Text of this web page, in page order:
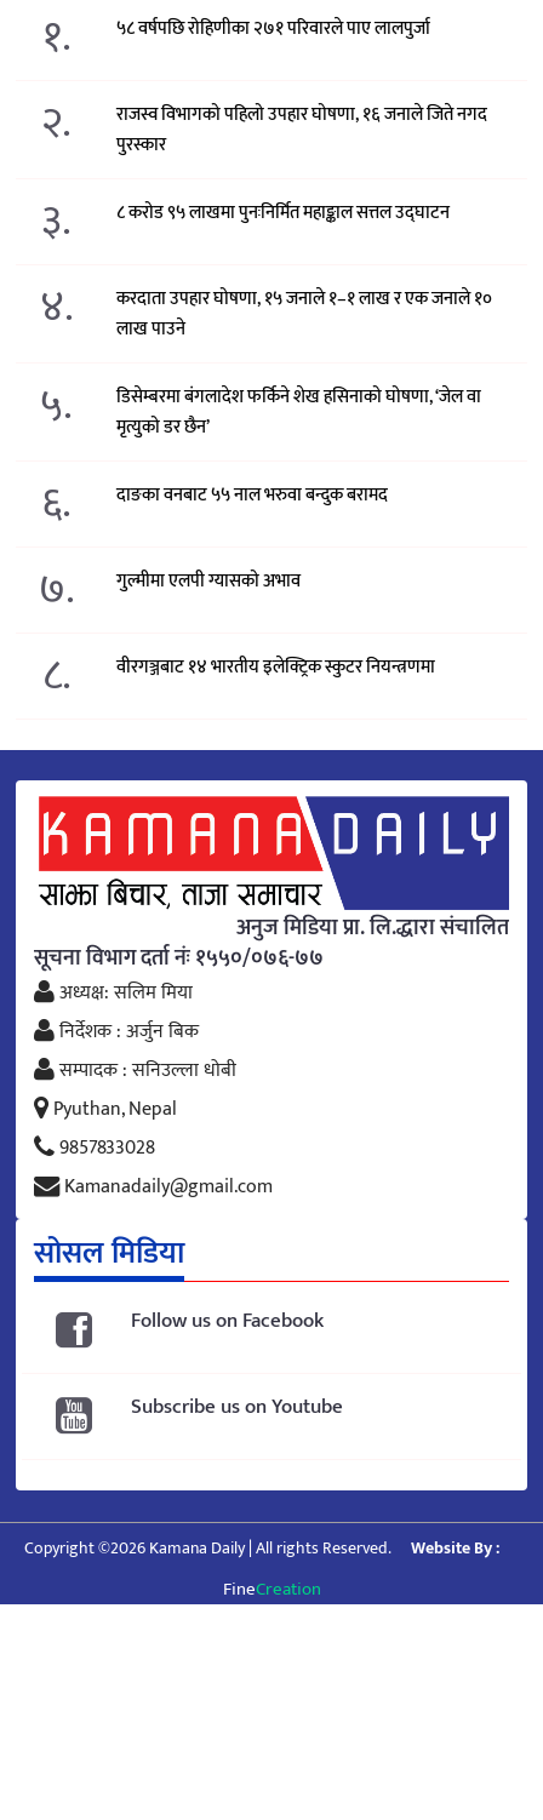
१. ५८ वर्षपछि रोहिणीका २७१ परिवारले पाए लालपुर्जा
२.
राजस्व विभागको पहिलो उपहार घोषणा, १६ जनाले जिते नगद
पुरस्कार
३. ८ करोड ९५ लाखमा पुनःनिर्मित महाङ्काल सत्तल उद्घाटन
४.
करदाता उपहार घोषणा, १५ जनाले १–१ लाख र एक जनाले १०
लाख पाउने
५.
डिसेम्बरमा बंगलादेश फर्किने शेख हसिनाको घोषणा, ‘जेल वा
मृत्युको डर छैन’
६. दाङका वनबाट ५५ नाल भरुवा बन्दुक बरामद
७. गुल्मीमा एलपी ग्यासको अभाव
८. वीरगञ्जबाट १४ भारतीय इलेक्ट्रिक स्कुटर नियन्त्रणमा
अनुज मिडिया प्रा. लि.द्धारा संचालित
सूचना विभाग दर्ता नंः १५५०/०७६-७७
अध्यक्ष: सलिम मिया
निर्देशक : अर्जुन बिक
सम्पादक : सनिउल्ला धोबी
Pyuthan, Nepal
9857833028
Kamanadaily@gmail.com
सोसल मिडिया
Follow us on Facebook
Subscribe us on Youtube
Copyright ©2026 Kamana Daily | All rights Reserved. Website By :
FineCreation